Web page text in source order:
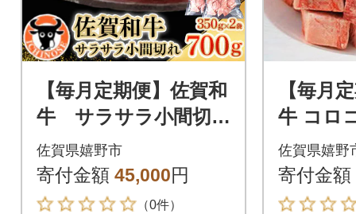
【毎月定期便】佐賀和
牛 サラサラ小間切
れ(切落し)350g×2全3
回
佐賀県嬉野市
寄付金額 45,000円
（0件）
【毎月
牛 コロ
佐賀県嬉野
寄付金額